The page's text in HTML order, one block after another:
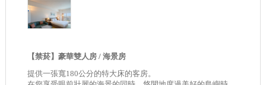
【禁菸】豪華雙人房 / 海景房
提供一張寬180公分的特大床的客房。